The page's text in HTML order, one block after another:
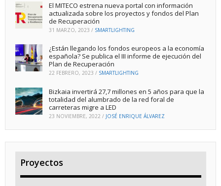
El MITECO estrena nueva portal con información
actualizada sobre los proyectos y fondos del Plan
de Recuperación
31 MARZO, 2023 / SMARTLIGHTING
¿Están llegando los fondos europeos a la economía
española? Se publica el III informe de ejecución del
Plan de Recuperación
22 FEBRERO, 2023 / SMARTLIGHTING
Bizkaia invertirá 27,7 millones en 5 años para que la
totalidad del alumbrado de la red foral de
carreteras migre a LED
23 NOVIEMBRE, 2022 / JOSÉ ENRIQUE ÁLVAREZ
Proyectos